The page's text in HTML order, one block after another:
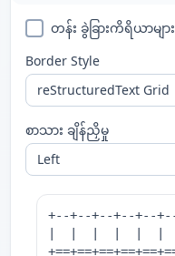
တန်း ခွဲခြားကိရိယာများ
Border Style
စာသား ချိန်ညှိမှု